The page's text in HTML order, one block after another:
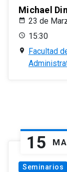
Michael
23 de
15:30
Facultad
15
Seminarios